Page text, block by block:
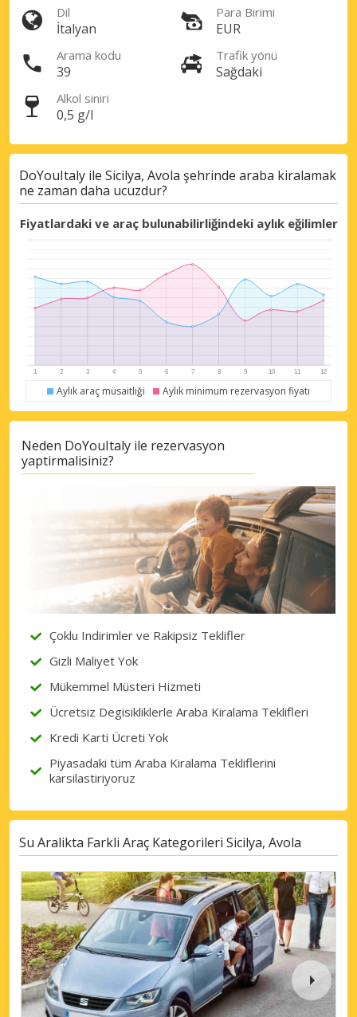
Özel iş ortağı tekliflerine erişim sağlayın
eLink ile giriş yap
Dil
İtalyan
Para Birimi
EUR
Arama kodu
39
Trafik yönü
Sağdaki
Alkol siniri
0,5 g/l
DoYouItaly ile Sicilya, Avola şehrinde araba kiralamak
ne zaman daha ucuzdur?
Fiyatlardaki ve araç bulunabilirliğindeki aylık eğilimler
Aylık araç müsaitliği Aylık minimum rezervasyon fiyatı
Neden DoYouItaly ile rezervasyon
yaptirmalisiniz?
Çoklu Indirimler ve Rakipsiz Teklifler
Gizli Maliyet Yok
Mükemmel Müsteri Hizmeti
Ücretsiz Degisikliklerle Araba Kiralama Teklifleri
Kredi Karti Ücreti Yok
Piyasadaki tüm Araba Kiralama Tekliflerini
karsilastiriyoruz
Su Aralikta Farkli Araç Kategorileri Sicilya, Avola